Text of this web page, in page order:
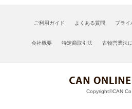
ご利用ガイド よくある質問 プライ
会社概要 特定商取引法 古物営業法
Copyright©CAN